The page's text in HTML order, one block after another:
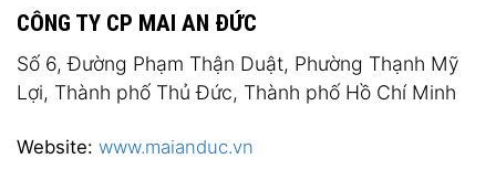
CÔNG TY CP MAI AN ĐỨC
Số 6, Đường Phạm Thận Duật, Phường Thạnh Mỹ
Lợi, Thành phố Thủ Đức, Thành phố Hồ Chí Minh
Website: www.maianduc.vn